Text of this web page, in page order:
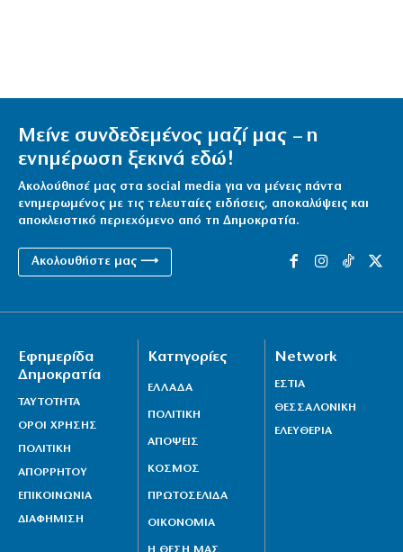
Μείνε συνδεδεμένος μαζί μας – η
ενημέρωση ξεκινά εδώ!
Ακολούθησέ μας στα social media για να μένεις πάντα
ενημερωμένος με τις τελευταίες ειδήσεις, αποκαλύψεις και
αποκλειστικό περιεχόμενο από τη Δημοκρατία.
Ακολουθήστε μας ⟶
Εφημερίδα
Δημοκρατία
ΤΑΥΤΟΤΗΤΑ
ΟΡΟΙ ΧΡΗΣΗΣ
ΠΟΛΙΤΙΚΗ
ΑΠΟΡΡΗΤΟΥ
ΕΠΙΚΟΙΝΩΝΙΑ
ΔΙΑΦΗΜΙΣΗ
Κατηγορίες
ΕΛΛΑΔΑ
ΠΟΛΙΤΙΚΗ
ΑΠΟΨΕΙΣ
ΚΟΣΜΟΣ
ΠΡΩΤΟΣΕΛΙΔΑ
ΟΙΚΟΝΟΜΙΑ
Network
ΕΣΤΙΑ
ΘΕΣΣΑΛΟΝΙΚΗ
ΕΛΕΥΘΕΡΙΑ